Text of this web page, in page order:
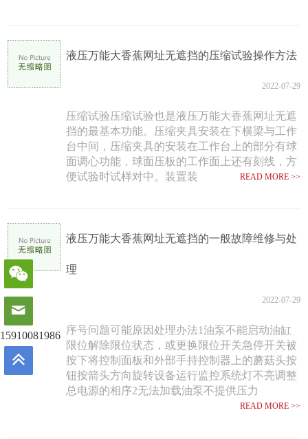
液压万能大香蕉网址无遮挡的压缩试验操作方法
2022-07-29
压缩试验压缩试验也是液压万能大香蕉网址无遮
挡的最基本功能。压缩夹具安装在下横梁与工作
台中间，压缩夹具的安装在工作台上的部分有球
面调心功能，球面压板的工作面上还有刻线，方
便试验时试样对中。装置装
READ MORE >>
液压万能大香蕉网址无遮挡的一般故障维修与处
理
2022-07-29
序号问题可能原因处理办法1油泵不能启动油缸
限位解除限位状态，或更换限位开关急停开关被
按下将控制面板和外部手持控制器上的蘑菇头按
钮按箭头方向旋转设备运行监控系统灯不亮调整
总电源的相序2无法加载油泵不提供压力
READ MORE >>
15910081986